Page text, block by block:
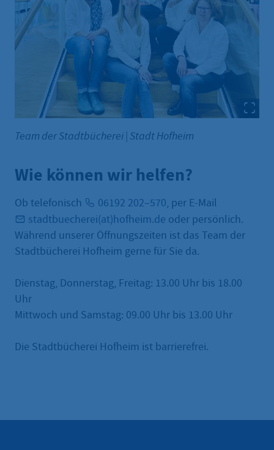
Team der Stadtbücherei | Stadt Hofheim
Wie können wir helfen?
Ob telefonisch 06192 202–570, per E-Mail
stadtbuecherei(at)hofheim.de oder persönlich.
Während unserer Öffnungszeiten ist das Team der
Stadtbücherei Hofheim gerne für Sie da.
Dienstag, Donnerstag, Freitag: 13.00 Uhr bis 18.00
Uhr
Mittwoch und Samstag: 09.00 Uhr bis 13.00 Uhr
Die Stadtbücherei Hofheim ist barrierefrei.